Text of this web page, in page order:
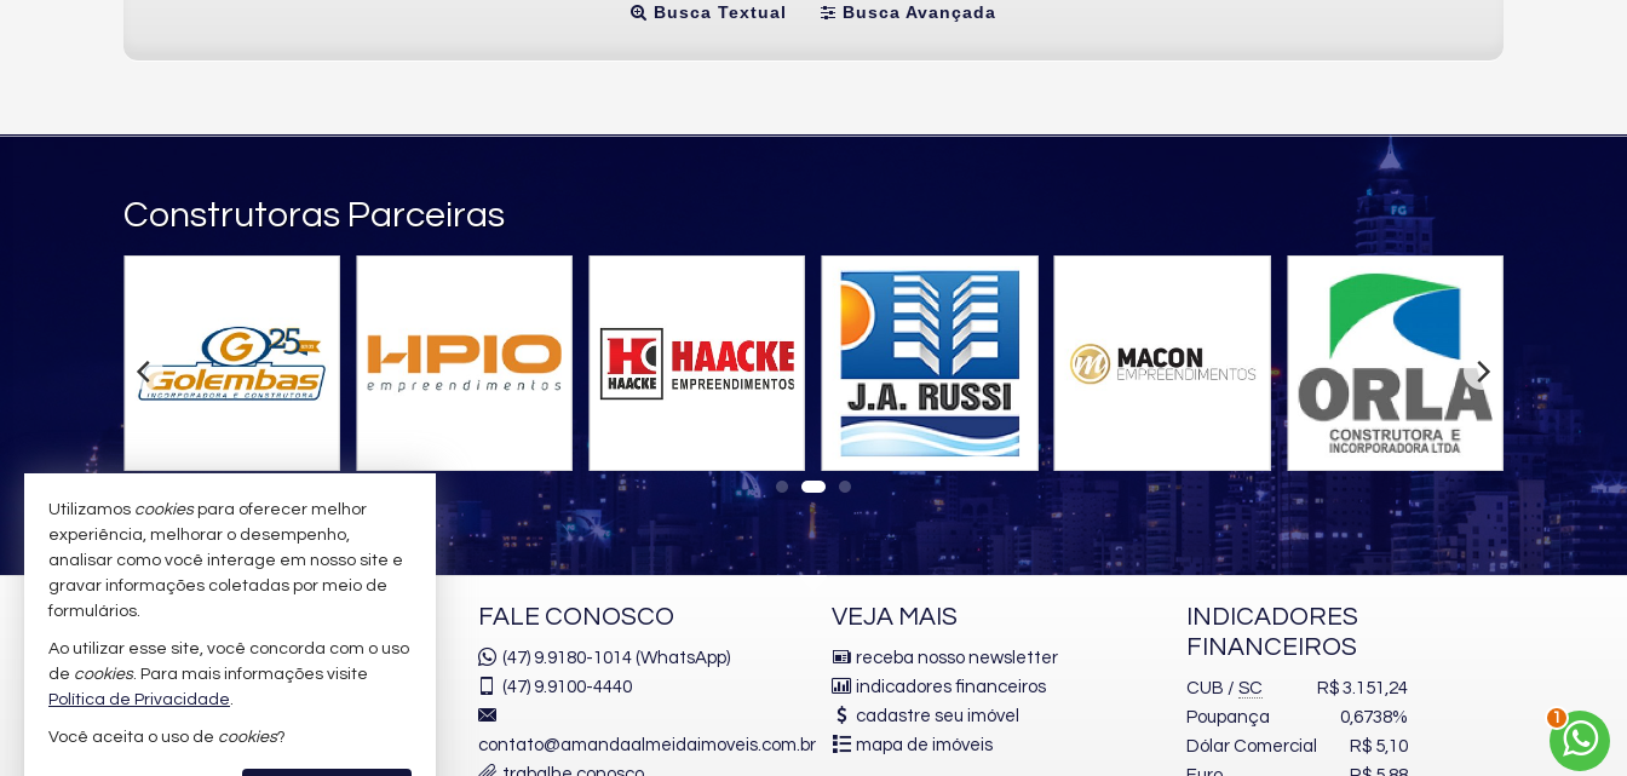
Busca Textual Busca Avançada
Construtoras Parceiras
AMANDA ALMEIDA
NEGÓCIOS IMOBILIÁRIOS
Rua 2850, nº 100 - Sala 02
Centro - 88330-363
FALE CONOSCO
(47) 9.9180-1014 (WhatsApp)
(47)9.9100-4440
contato@amandaalmeidaimoveis.com.br
VEJA MAIS
receba nosso newsletter
indicadores financeiros
cadastre seu imóvel
mapa de imóveis
INDICADORES
FINANCEIROS
CUB / SC
R$ 3.151,24
Poupança
0,6738%
Dólar Comercial
R$ 5,10
2
Utilizamos cookiespara oferecer melhor
experiência, melhorar o desempenho,
analisar como você interage em nosso site e
gravar informações coletadas por meio de
formulários.
Ao utilizar esse site, você concorda com o uso
de cookies. Para mais informações visite
Política de Privacidade.
Você aceita o uso de cookies?